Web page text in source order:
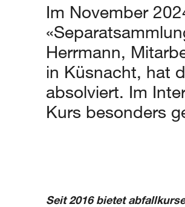
Im November
Herrmann,
in Küsnacht, hat
absolviert. Im
Kurs besonders
Seit 2016 bietet